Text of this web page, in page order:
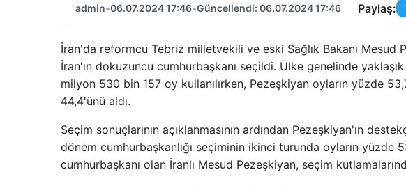
admin•06.07.2024 17:46•Güncellendi: 06.07.2024 17:46 Paylaş:
İran'da reformcu Tebriz milletvekili ve eski Sağlık Bakanı
İran'ın dokuzuncu cumhurbaşkanı seçildi. Ülke genelinde
milyon 530 bin 157 oy kullanılırken, Pezeşkiyan oyların yüzde
44,4'ünü aldı.
Seçim sonuçlarının açıklanmasının ardından Pezeşkiyan'ın
dönem cumhurbaşkanlığı seçiminin ikinci turunda oyların yüzde
cumhurbaşkanı olan İranlı Mesud Pezeşkiyan, seçim